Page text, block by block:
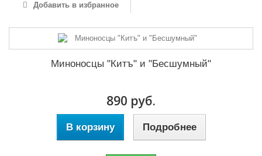
Добавить в избранное
Миноносцы "Китъ" и "Бесшумный"
890 руб.
В корзину Подробнее